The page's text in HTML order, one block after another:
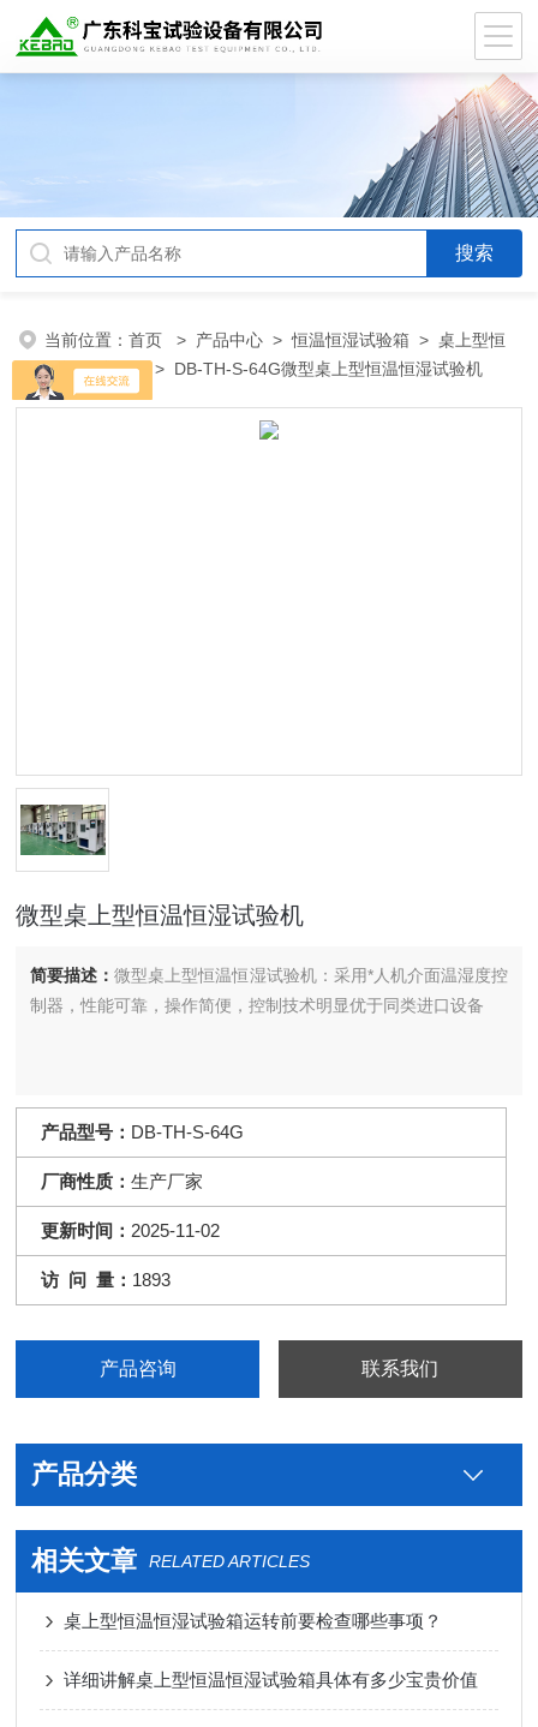
当前位置：首页 > 产品中心 >恒温恒湿试验箱 >桌上型恒
温恒湿试验箱
> DB-TH-S-64G微型桌上型恒温恒湿试验机
微型桌上型恒温恒湿试验机
简要描述：微型桌上型恒温恒湿试验机：采用*人机介面温湿度控
制器，性能可靠，操作简便，控制技术明显优于同类进口设备
产品型号： DB-TH-S-64G
厂商性质：生产厂家
更新时间： 2025-11-02
访 问 量： 1893
产品咨询 联系我们
产品分类
相关文章 RELATED ARTICLES
桌上型恒温恒湿试验箱运转前要检查哪些事项？
详细讲解桌上型恒温恒湿试验箱具体有多少宝贵价值